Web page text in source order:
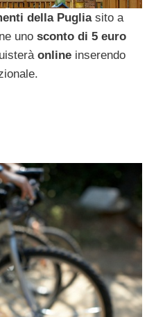
della Pugliasito a
uno sconto di 5 euro
online inserendo